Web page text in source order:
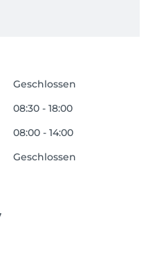
Geschlossen
08:30 - 18:00
08:00 - 14:00
Geschlossen